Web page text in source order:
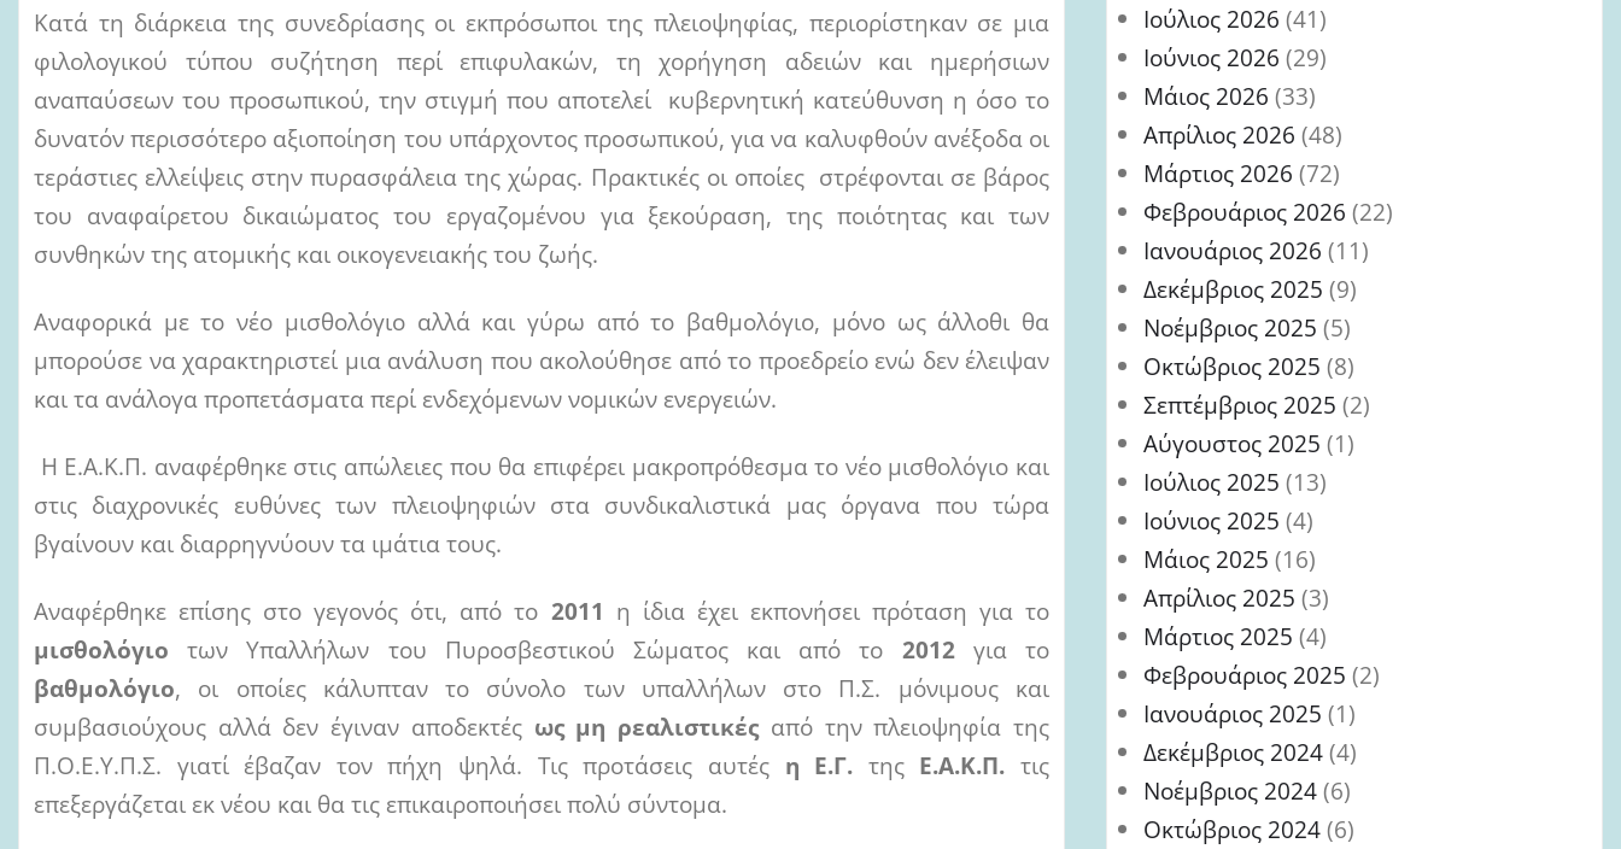
Κατά τη διάρκεια της συνεδρίασης οι εκπρόσωποι της πλειοψηφίας, περιορίστηκαν σε μια
φιλολογικού τύπου συζήτηση περί επιφυλακών, τη χορήγηση αδειών και ημερήσιων
αναπαύσεων του προσωπικού, την στιγμή που αποτελεί κυβερνητική κατεύθυνση η όσο το
δυνατόν περισσότερο αξιοποίηση του υπάρχοντος προσωπικού, για να καλυφθούν ανέξοδα οι
τεράστιες ελλείψεις στην πυρασφάλεια της χώρας. Πρακτικές οι οποίες στρέφονται σε βάρος
του αναφαίρετου δικαιώματος του εργαζομένου για ξεκούραση, της ποιότητας και των
συνθηκών της ατομικής και οικογενειακής του ζωής.
Αναφορικά με το νέο μισθολόγιο αλλά και γύρω από το βαθμολόγιο, μόνο ως άλλοθι θα
μπορούσε να χαρακτηριστεί μια ανάλυση που ακολούθησε από το προεδρείο ενώ δεν έλειψαν
και τα ανάλογα προπετάσματα περί ενδεχόμενων νομικών ενεργειών.
Η Ε.Α.Κ.Π. αναφέρθηκε στις απώλειες που θα επιφέρει μακροπρόθεσμα το νέο μισθολόγιο και
στις διαχρονικές ευθύνες των πλειοψηφιών στα συνδικαλιστικά μας όργανα που τώρα
βγαίνουν και διαρρηγνύουν τα ιμάτια τους.
Αναφέρθηκε επίσης στο γεγονός ότι, από το 2011 η ίδια έχει εκπονήσει πρόταση για το
μισθολόγιο των Υπαλλήλων του Πυροσβεστικού Σώματος και από το 2012για το
βαθμολόγιο, οι οποίες κάλυπταν το σύνολο των υπαλλήλων στο Π.Σ. μόνιμους και
συμβασιούχους αλλά δεν έγιναν αποδεκτές ως μη ρεαλιστικές από την πλειοψηφία της
Π.Ο.Ε.Υ.Π.Σ. γιατί έβαζαν τον πήχη ψηλά. Τις προτάσεις αυτές η Ε.Γ. τηςΕ.Α.Κ.Π. τις
επεξεργάζεται εκ νέου και θα τις επικαιροποιήσει πολύ σύντομα.
Ιούλιος 2026 (41)
Ιούνιος 2026 (29)
Μάιος 2026 (33)
Απρίλιος 2026 (48)
Μάρτιος 2026 (72)
Φεβρουάριος 2026 (22)
Ιανουάριος 2026 (11)
Δεκέμβριος 2025 (9)
Νοέμβριος 2025 (5)
Οκτώβριος 2025 (8)
Σεπτέμβριος 2025 (2)
Αύγουστος 2025 (1)
Ιούλιος 2025 (13)
Ιούνιος 2025 (4)
Μάιος 2025 (16)
Απρίλιος 2025 (3)
Μάρτιος 2025 (4)
Φεβρουάριος 2025 (2)
Ιανουάριος 2025 (1)
Δεκέμβριος 2024(4)
Νοέμβριος 2024(6)
Οκτώβριος 2024(6)